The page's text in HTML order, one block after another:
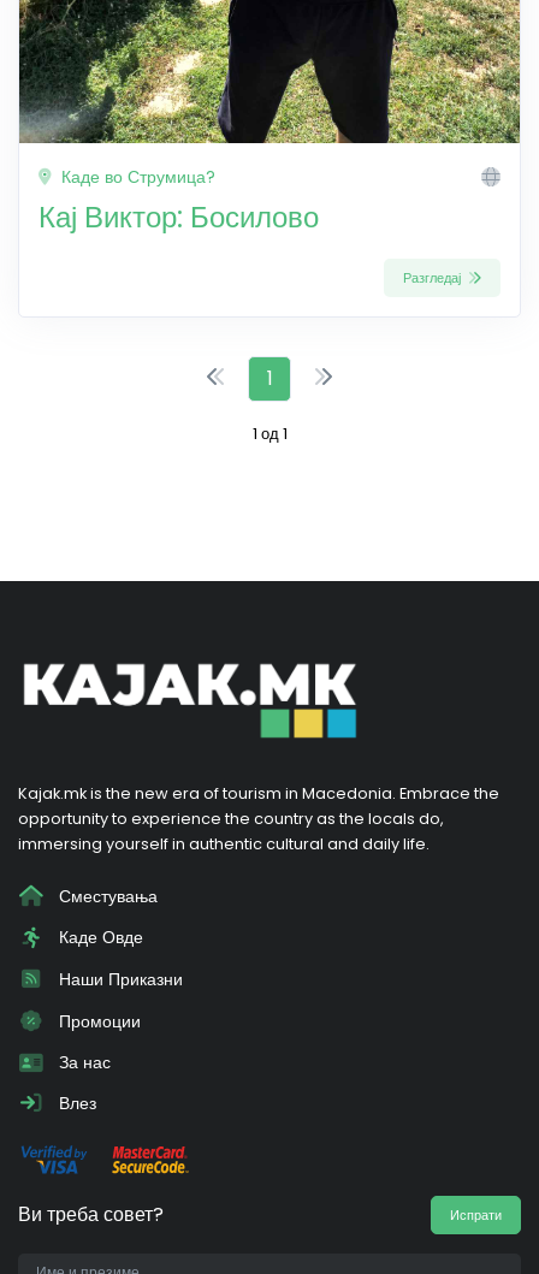
Каде во Струмица?
Кај Виктор: Босилово
Разгледај
1
1 од 1
Kajak.mk is the new era of tourism in Macedonia. Embrace the
opportunity to experience the country as the locals do,
immersing yourself in authentic cultural and daily life.
Сместувања
Каде Овде
Наши Приказни
Промоции
За нас
Влез
Ви треба совет? Испрати